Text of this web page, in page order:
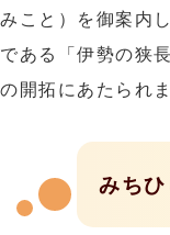
みこと）を御案内
である「伊勢の狭
の開拓にあたられま
みち